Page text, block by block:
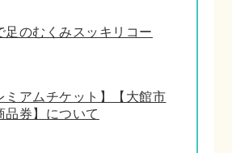
足のむくみスッキリコー
ミアムチケット】【大館市
品券】について